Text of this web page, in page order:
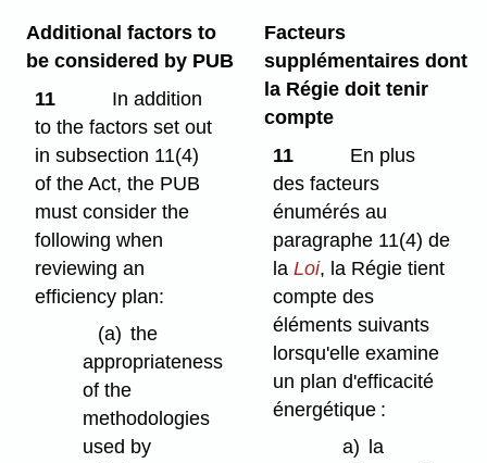
Additional factors to
be considered by PUB
11
In addition
to the factors set out
in subsection 11(4)
of the Act, the PUB
must consider the
following when
reviewing an
efficiency plan:
(a) the
appropriateness
of the
methodologies
used by
Facteurs
supplémentaires dont
la Régie doit tenir
compte
11
En plus
des facteurs
énumérés au
paragraphe 11(4) de
laLoi, la Régie tient
compte des
éléments suivants
lorsqu'elle examine
un plan d'efficacité
énergétique :
a)
la